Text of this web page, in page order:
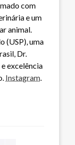
com
e um
animal.
(USP), uma
Dr.
excelência
Instagram.